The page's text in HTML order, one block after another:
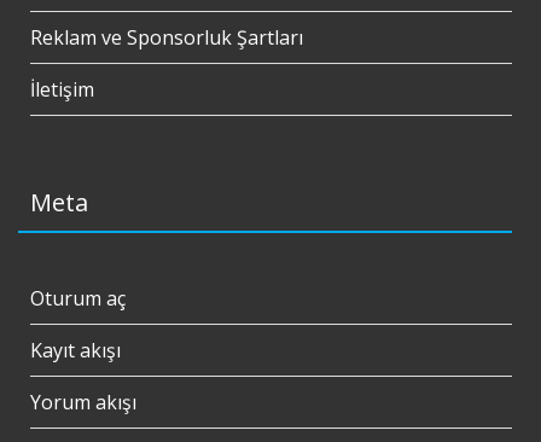
Reklam ve Sponsorluk Şartları
İletişim
Meta
Oturum aç
Kayıt akışı
Yorum akışı